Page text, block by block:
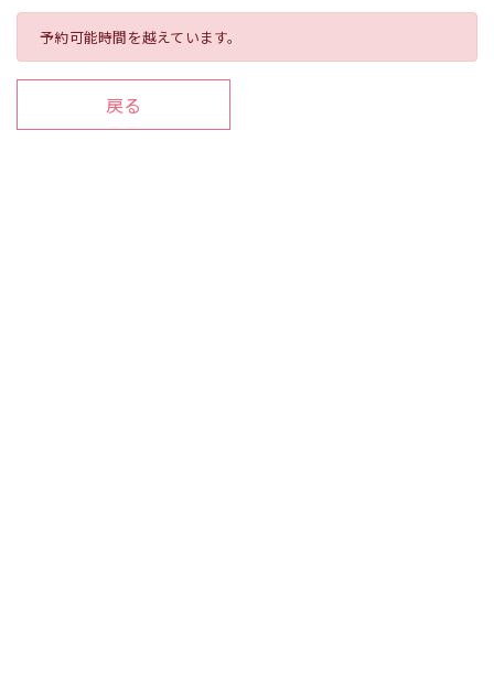
予約可能時間を越えています。
戻る